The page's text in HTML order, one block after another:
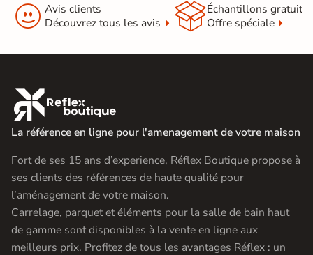
 Avis clients
Découvrez tous les avis
Échantillons gratuit
Offre spéciale

La référence en ligne pour l'amenagement de votre maison
Fort de ses 15 ans d’experience, Réflex Boutique propose à
ses clients des références de haute qualité pour
l’aménagement de votre maison.
Carrelage, parquet et éléments pour la salle de bain haut
de gamme sont disponibles à la vente en ligne aux
meilleurs prix. Profitez de tous les avantages Réflex : un